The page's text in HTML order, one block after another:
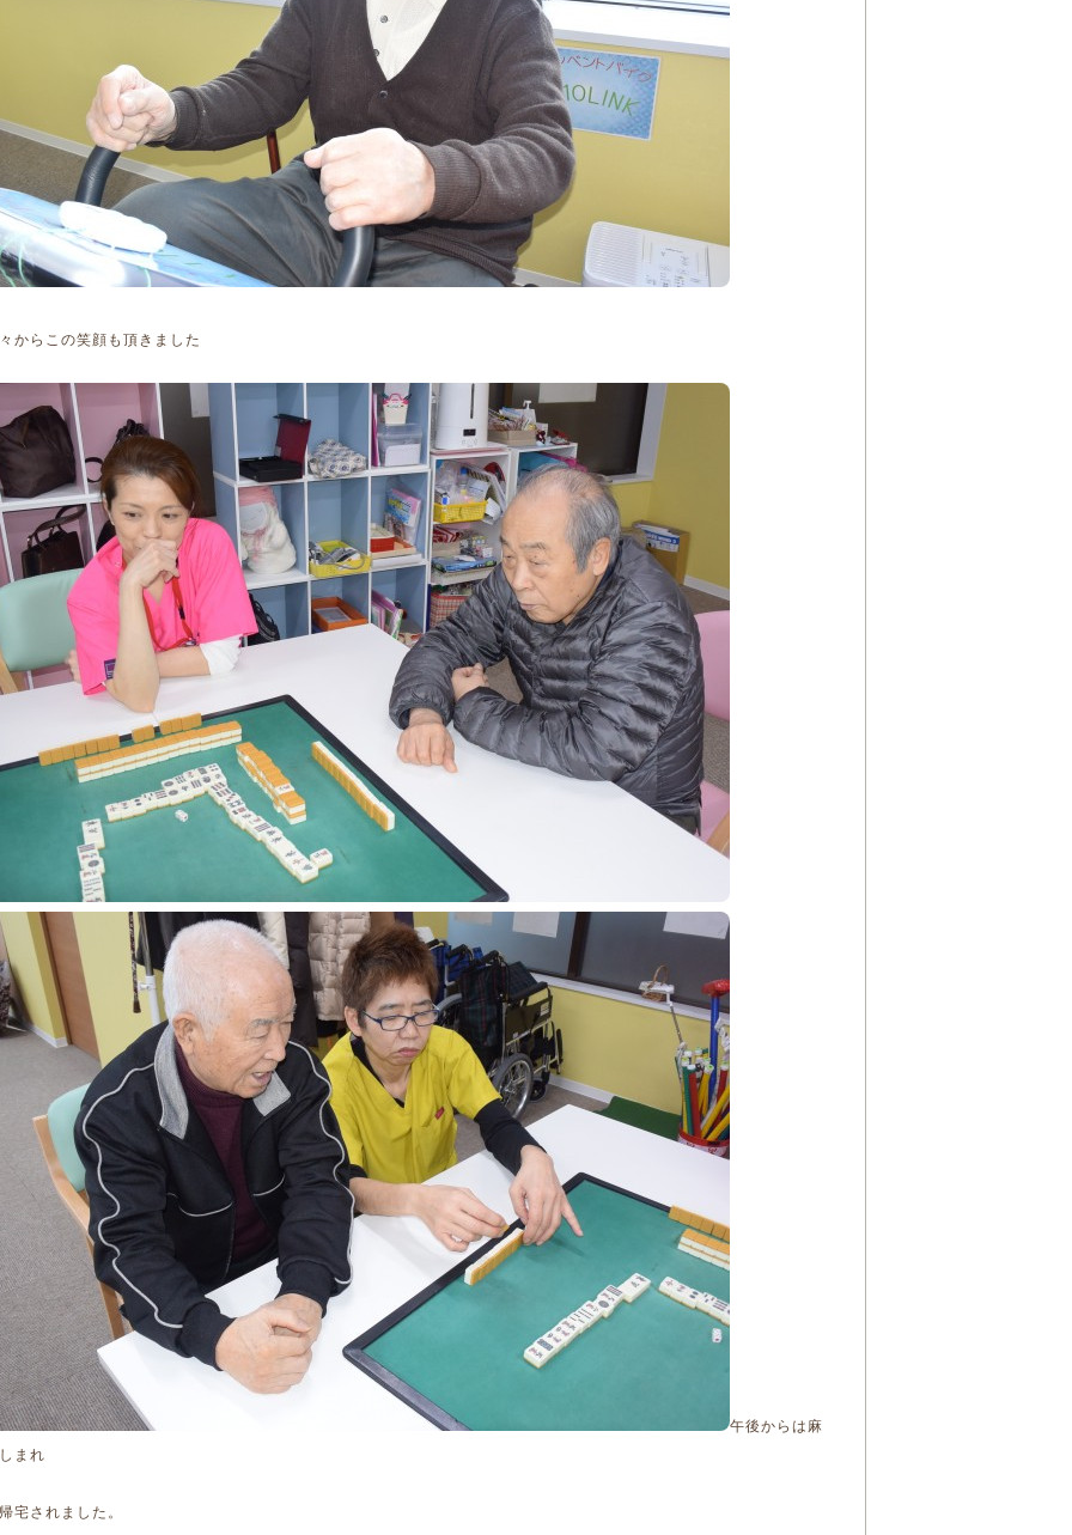
からこの笑顔も頂きました
午後からは麻
まれ
宅されました。